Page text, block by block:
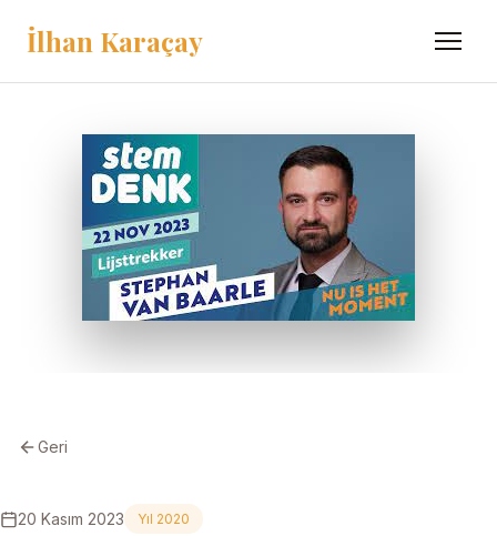
İlhan Karaçay Menü
Geri
20 Kasım 2023 Yıl 2020